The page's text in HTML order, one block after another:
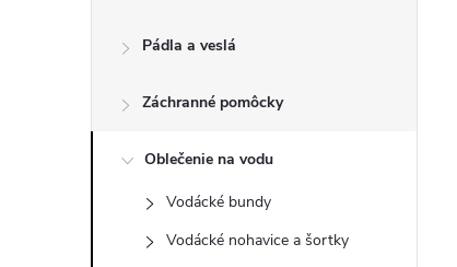
a
Pádla a veslá
Záchranné pomôcky
Oblečenie na vodu
Vodácké bundy
Vodácké nohavice a šortky